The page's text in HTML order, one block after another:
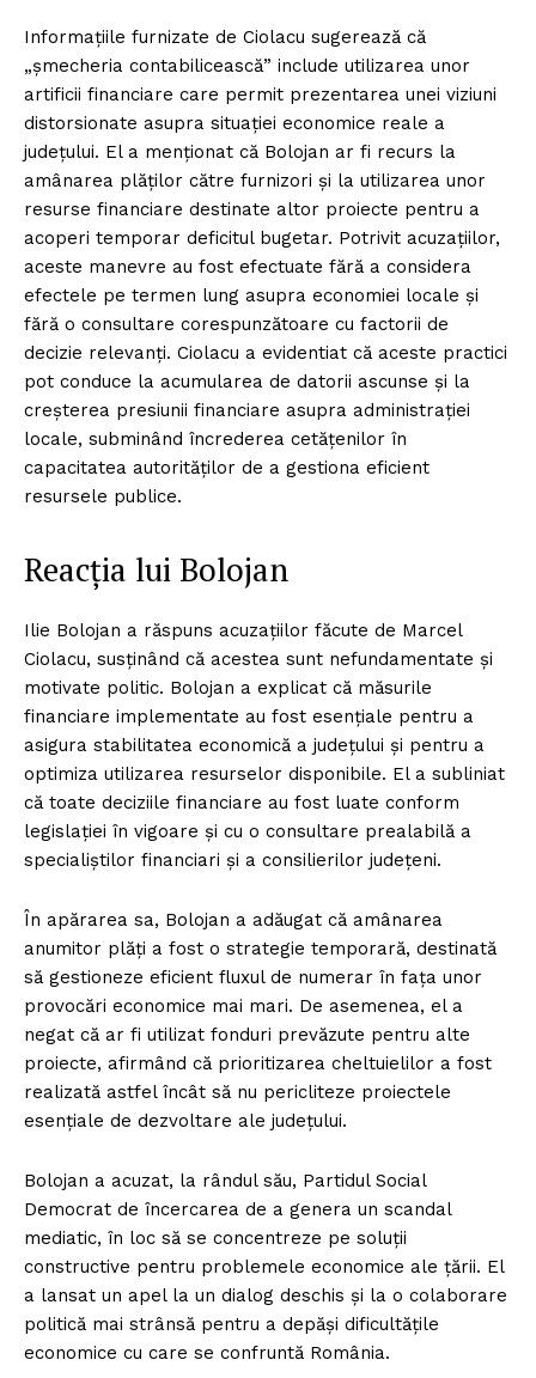
Informațiile furnizate de Ciolacu sugerează că
„șmecheria contabilicească” include utilizarea unor
artificii financiare care permit prezentarea unei viziuni
distorsionate asupra situației economice reale a
județului. El a menționat că Bolojan ar fi recurs la
amânarea plăților către furnizori și la utilizarea unor
resurse financiare destinate altor proiecte pentru a
acoperi temporar deficitul bugetar. Potrivit acuzațiilor,
aceste manevre au fost efectuate fără a considera
efectele pe termen lung asupra economiei locale și
fără o consultare corespunzătoare cu factorii de
decizie relevanți. Ciolacu a evidentiat că aceste practici
pot conduce la acumularea de datorii ascunse și la
creșterea presiunii financiare asupra administrației
locale, subminând încrederea cetățenilor în
capacitatea autorităților de a gestiona eficient
resursele publice.
Reacția lui Bolojan
Ilie Bolojan a răspuns acuzațiilor făcute de Marcel
Ciolacu, susținând că acestea sunt nefundamentate și
motivate politic. Bolojan a explicat că măsurile
financiare implementate au fost esențiale pentru a
asigura stabilitatea economică a județului și pentru a
optimiza utilizarea resurselor disponibile. El a subliniat
că toate deciziile financiare au fost luate conform
legislației în vigoare și cu o consultare prealabilă a
specialiștilor financiari și a consilierilor județeni.
În apărarea sa, Bolojan a adăugat că amânarea
anumitor plăți a fost o strategie temporară, destinată
să gestioneze eficient fluxul de numerar în fața unor
provocări economice mai mari. De asemenea, el a
negat că ar fi utilizat fonduri prevăzute pentru alte
proiecte, afirmând că prioritizarea cheltuielilor a fost
realizată astfel încât să nu pericliteze proiectele
esențiale de dezvoltare ale județului.
Bolojan a acuzat, la rândul său, Partidul Social
Democrat de încercarea de a genera un scandal
mediatic, în loc să se concentreze pe soluții
constructive pentru problemele economice ale țării. El
a lansat un apel la un dialog deschis și la o colaborare
politică mai strânsă pentru a depăși dificultățile
economice cu care se confruntă România.